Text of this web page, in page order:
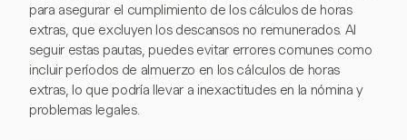
para asegurar el cumplimiento de los cálculos de horas
extras, que excluyen los descansos no remunerados. Al
seguir estas pautas, puedes evitar errores comunes como
incluir períodos de almuerzo en los cálculos de horas
extras, lo que podría llevar a inexactitudes en la nómina y
problemas legales.